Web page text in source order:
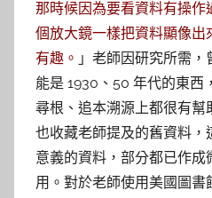
那時候因為要看資料有操作
個放大鏡一樣把資料顯像出
有趣。 」老師因研究所需
能是 1930、50 年代的東西
尋根、追本溯源上都很有幫
也收藏老師提及的舊資料
意義的資料，部分都已作
用。對於老師使用美國圖